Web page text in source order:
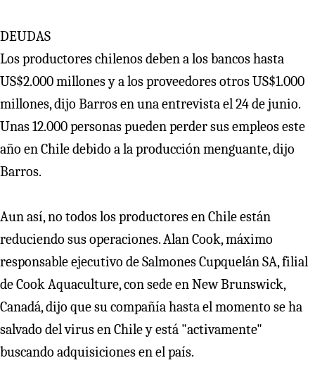
DEUDAS
Los productores chilenos deben a los bancos hasta
US$2.000 millones y a los proveedores otros US$1.000
millones, dijo Barros en una entrevista el 24 de junio.
Unas 12.000 personas pueden perder sus empleos este
año en Chile debido a la producción menguante, dijo
Barros.
Aun así, no todos los productores en Chile están
reduciendo sus operaciones. Alan Cook, máximo
responsable ejecutivo de Salmones Cupquelán SA, filial
de Cook Aquaculture, con sede en New Brunswick,
Canadá, dijo que su compañía hasta el momento se ha
salvado del virus en Chile y está "activamente"
buscando adquisiciones en el país.